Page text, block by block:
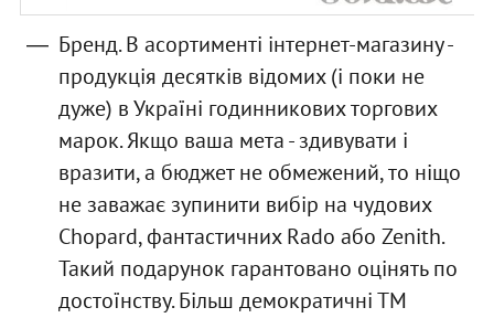
Бренд. В асортименті інтернет-магазину -
продукція десятків відомих (і поки не
дуже) в Україні годинникових торгових
марок. Якщо ваша мета - здивувати і
вразити, а бюджет не обмежений, то ніщо
не заважає зупинити вибір на чудових
Chopard, фантастичних Rado або Zenith.
Такий подарунок гарантовано оцінять по
достоїнству. Більш демократичні ТМ